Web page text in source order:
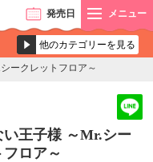
発売日 メニュー
ークレットフロア～
い王子様 ～Mr.シー
ロア～